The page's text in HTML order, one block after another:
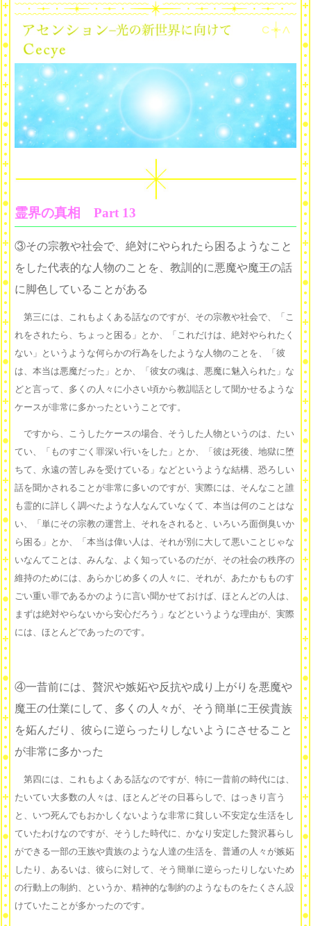
霊界の真相 Part 13
③その宗教や社会で、絶対にやられたら困るようなこと
をした代表的な人物のことを、教訓的に悪魔や魔王の話
に脚色していることがある
第三には、これもよくある話なのですが、その宗教や社会で、「こ
れをされたら、ちょっと困る」とか、「これだけは、絶対やられたく
ない」というような何らかの行為をしたような人物のことを、「彼
は、本当は悪魔だった」とか、「彼女の魂は、悪魔に魅入られた」な
どと言って、多くの人々に小さい頃から教訓話として聞かせるような
ケースが非常に多かったということです。
ですから、こうしたケースの場合、そうした人物というのは、たい
てい、「ものすごく罪深い行いをした」とか、「彼は死後、地獄に堕
ちて、永遠の苦しみを受けている」などというような結構、恐ろしい
話を聞かされることが非常に多いのですが、実際には、そんなこと誰
も霊的に詳しく調べたような人なんていなくて、本当は何のことはな
い、「単にその宗教の運営上、それをされると、いろいろ面倒臭いか
ら困る」とか、「本当は偉い人は、それが別に大して悪いことじゃな
いなんてことは、みんな、よく知っているのだが、その社会の秩序の
維持のためには、あらかじめ多くの人々に、それが、あたかもものす
ごい重い罪であるかのように言い聞かせておけば、ほとんどの人は、
まずは絶対やらないから安心だろう」などというような理由が、実際
には、ほとんどであったのです。
④一昔前には、贅沢や嫉妬や反抗や成り上がりを悪魔や
魔王の仕業にして、多くの人々が、そう簡単に王侯貴族
を妬んだり、彼らに逆らったりしないようにさせること
が非常に多かった
第四には、これもよくある話なのですが、特に一昔前の時代には、
たいてい大多数の人々は、ほとんどその日暮らしで、はっきり言う
と、いつ死んでもおかしくないような非常に貧しい不安定な生活をし
ていたわけなのですが、そうした時代に、かなり安定した贅沢暮らし
ができる一部の王族や貴族のような人達の生活を、普通の人々が嫉妬
したり、あるいは、彼らに対して、そう簡単に逆らったりしないため
の行動上の制約、というか、精神的な制約のようなものをたくさん設
けていたことが多かったのです。